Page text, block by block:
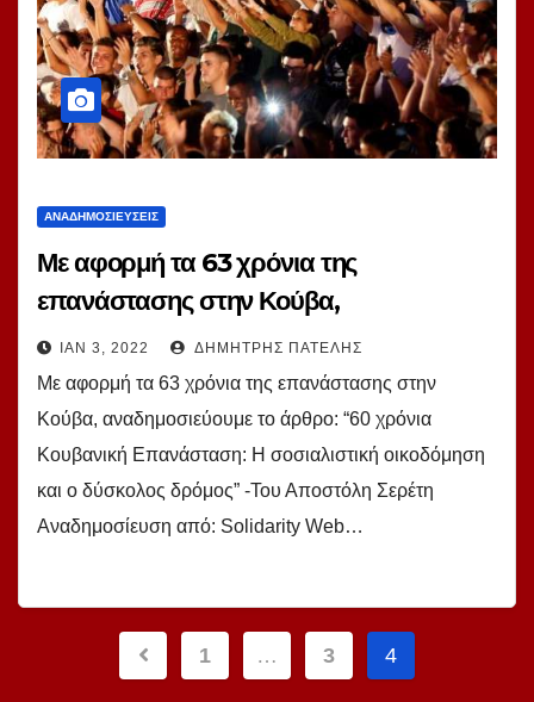
ΑΝΑΔΗΜΟΣΙΕΎΣΕΙΣ
Με αφορμή τα 63 χρόνια της
επανάστασης στην Κούβα,
αναδημοσιεύουμε το άρθρο: “60 χρόνια
Κουβανική Επανάσταση: Η σοσιαλιστική
οικοδόμηση και ο δύσκολος δρόμος”
-Του Αποστόλη Σερέτη
ΙΑΝ 3, 2022 ΔΗΜΉΤΡΗΣ ΠΑΤΈΛΗΣ
Με αφορμή τα 63 χρόνια της επανάστασης στην
Κούβα, αναδημοσιεύουμε το άρθρο: “60 χρόνια
Κουβανική Επανάσταση: Η σοσιαλιστική οικοδόμηση
και ο δύσκολος δρόμος” -Του Αποστόλη Σερέτη
Αναδημοσίευση από: Solidarity Web…
Σελιδοποίηση
1 … 3 4